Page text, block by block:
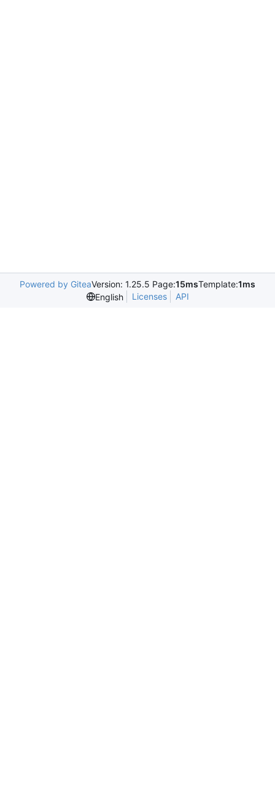
Powered by GiteaVersion: 1.25.5 Page:15msTemplate:1ms
English
Licenses API